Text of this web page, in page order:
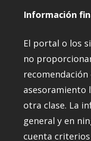
Información
El portal o los
no
asesoramiento
otra clase. La
general y en
cuenta